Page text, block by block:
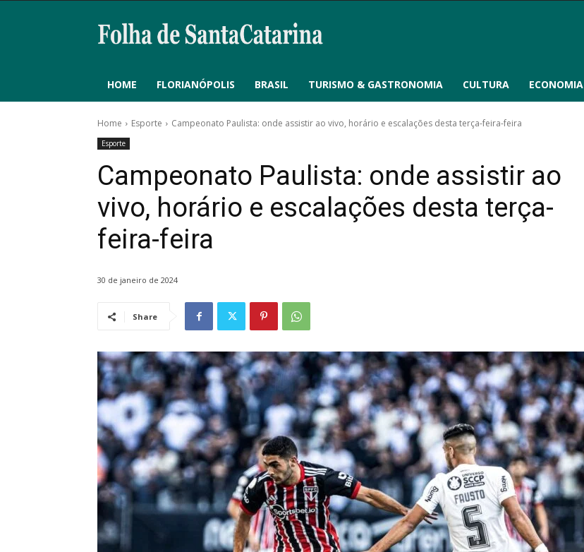
HOME FLORIANÓPOLIS BRASIL TURISMO & GASTRONOMIA CULTURA ECONOMIA
Home Esporte Campeonato Paulista: onde assistir ao vivo, horário e escalações desta terça-feira-feira
Esporte
Campeonato Paulista: onde assistir ao
vivo, horário e escalações desta terça-
feira-feira
30 de janeiro de 2024
Share